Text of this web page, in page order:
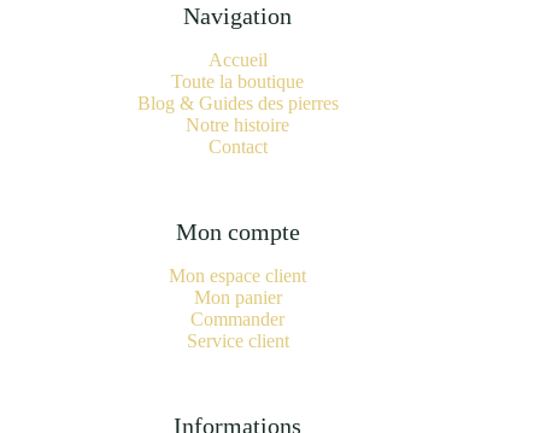
Navigation
Accueil
Toute la boutique
Blog & Guides des pierres
Notre histoire
Contact
Mon compte
Mon espace client
Mon panier
Commander
Service client
Informations